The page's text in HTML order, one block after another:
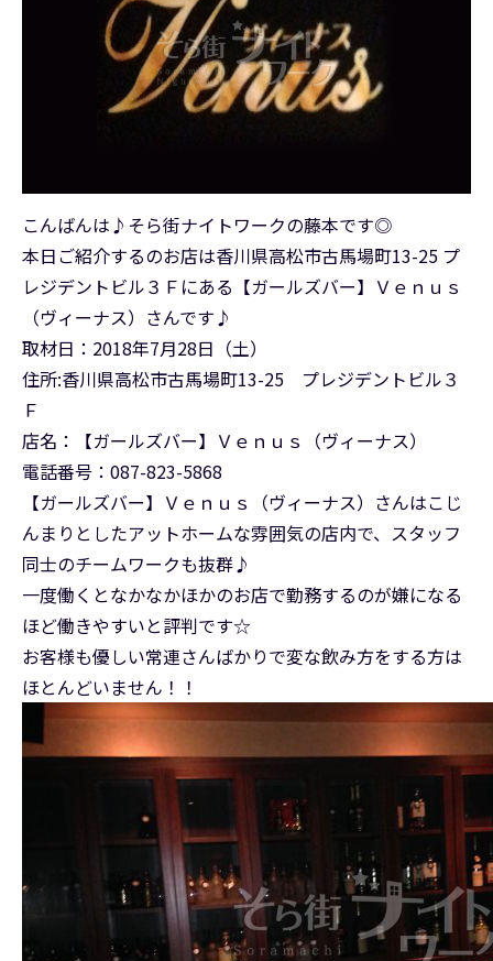
こんばんは♪そら街ナイトワークの藤本です◎
本日ご紹介するのお店は香川県高松市古馬場町13-25 プ
レジデントビル３Ｆにある【ガールズバー】Ｖｅｎｕｓ
（ヴィーナス）さんです♪
取材日：2018年7月28日（土）
住所:香川県高松市古馬場町13-25 プレジデントビル３
Ｆ
店名：【ガールズバー】Ｖｅｎｕｓ（ヴィーナス）
電話番号：087-823-5868
【ガールズバー】Ｖｅｎｕｓ（ヴィーナス）さんはこじ
んまりとしたアットホームな雰囲気の店内で、スタッフ
同士のチームワークも抜群♪
一度働くとなかなかほかのお店で勤務するのが嫌になる
ほど働きやすいと評判です☆
お客様も優しい常連さんばかりで変な飲み方をする方は
ほとんどいません！！